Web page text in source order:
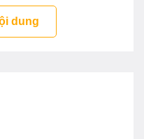
sen vòi
dung